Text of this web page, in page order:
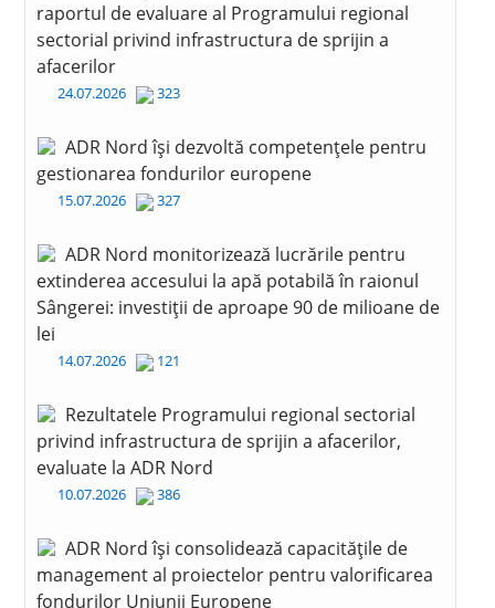
raportul de evaluare al Programului regional
sectorial privind infrastructura de sprijin a
afacerilor
24.07.2026 323
ADR Nord își dezvoltă competențele pentru
gestionarea fondurilor europene
15.07.2026 327
ADR Nord monitorizează lucrările pentru
extinderea accesului la apă potabilă în raionul
Sângerei: investiții de aproape 90 de milioane de
lei
14.07.2026 121
Rezultatele Programului regional sectorial
privind infrastructura de sprijin a afacerilor,
evaluate la ADR Nord
10.07.2026 386
ADR Nord își consolidează capacitățile de
management al proiectelor pentru valorificarea
fondurilor Uniunii Europene